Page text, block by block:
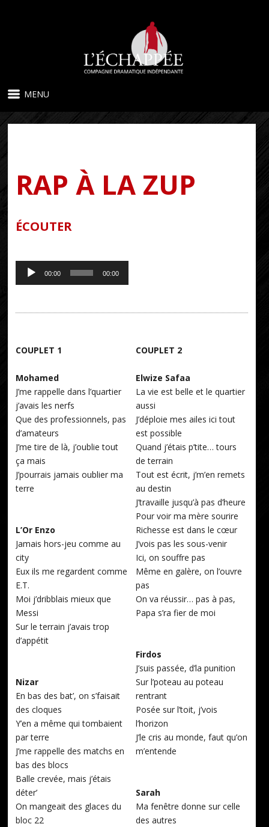
MENU
RAP À LA ZUP
ÉCOUTER
Lecteur
00:00 00:00
COUPLET 1
Mohamed
J’me rappelle dans l’quartier
j’avais les nerfs
Que des professionnels, pas
d’amateurs
J’me tire de là, j’oublie tout
ça mais
J’pourrais jamais oublier ma
terre
L’Or Enzo
Jamais hors-jeu comme au
city
Eux ils me regardent comme
E.T.
Moi j’dribblais mieux que
Messi
Sur le terrain j’avais trop
d’appétit
Nizar
En bas des bat’, on s’faisait
des cloques
Y’en a même qui tombaient
par terre
J’me rappelle des matchs en
bas des blocs
Balle crevée, mais j’étais
déter’
On mangeait des glaces du
bloc 22
COUPLET 2
Elwize Safaa
La vie est belle et le quartier
aussi
J’déploie mes ailes ici tout
est possible
Quand j’étais p’tite… tours
de terrain
Tout est écrit, j’m’en remets
au destin
J’travaille jusqu’à pas d’heure
Pour voir ma mère sourire
Richesse est dans le cœur
J’vois pas les sous-venir
Ici, on souffre pas
Même en galère, on l’ouvre
pas
On va réussir… pas à pas,
Papa s’ra fier de moi
Firdos
J’suis passée, d’la punition
Sur l’poteau au poteau
rentrant
Posée sur l’toit, j’vois
l’horizon
J’le cris au monde, faut qu’on
m’entende
Sarah
Ma fenêtre donne sur celle
des autres